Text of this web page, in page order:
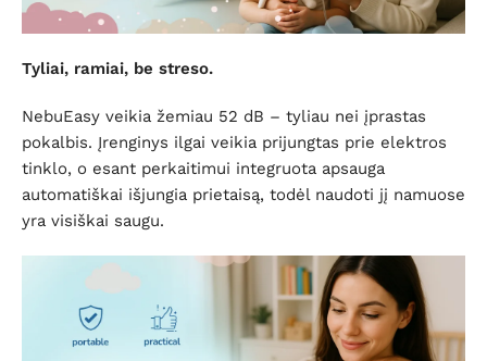
Tyliai, ramiai, be streso.
NebuEasy veikia žemiau 52 dB – tyliau nei įprastas
pokalbis. Įrenginys ilgai veikia prijungtas prie elektros
tinklo, o esant perkaitimui integruota apsauga
automatiškai išjungia prietaisą, todėl naudoti jį namuose
yra visiškai saugu.